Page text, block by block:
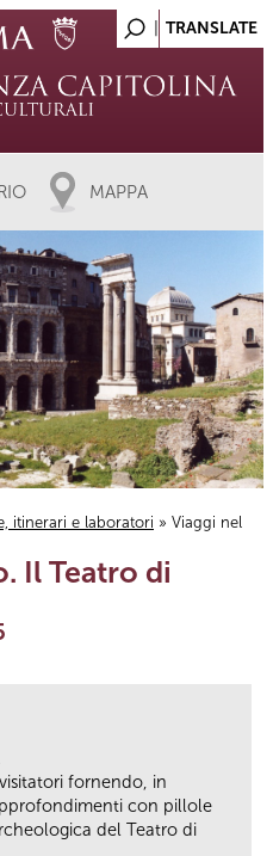
MAPPA
itinerari e laboratori » Viaggi nel
Il Teatro di
fornendo, in
con pillole
del Teatro di